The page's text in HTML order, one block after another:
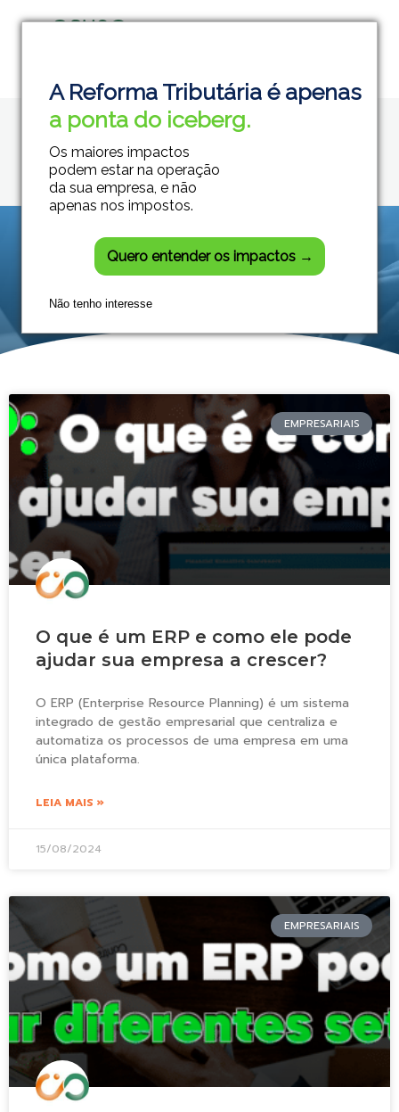
A Reforma Tributária é apenas
a ponta do iceberg.
Os maiores impactos
podem estar na operação
da sua empresa, e não
apenas nos impostos.
Quero entender os impactos →
Não tenho interesse
Grupo Módulos
Sistemas Contábeis e Empresariais
Posts tagged:
GestãoEmpresarial
EMPRESARIAIS
O que é um ERP e como ele pode
ajudar sua empresa a crescer?
O ERP (Enterprise Resource Planning) é um sistema
integrado de gestão empresarial que centraliza e
automatiza os processos de uma empresa em uma
única plataforma.
LEIA MAIS »
15/08/2024
EMPRESARIAIS